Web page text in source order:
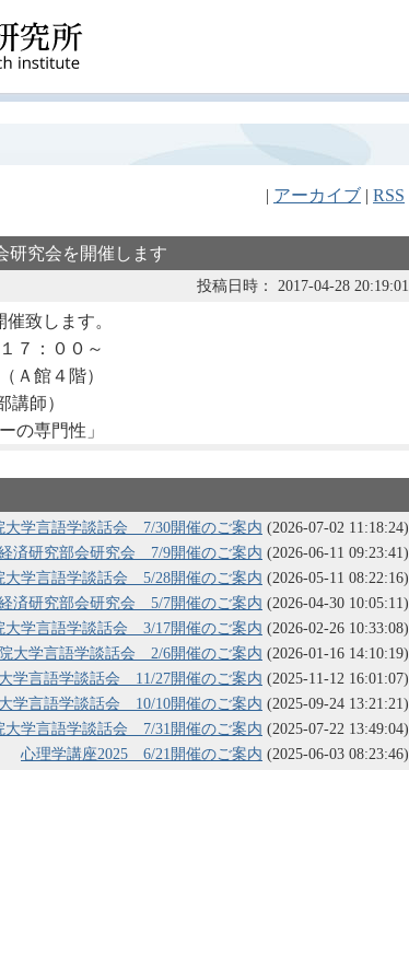
| アーカイブ | RSS
研究会を開催します
投稿日時： 2017-04-28 20:19:01
致します。
：００～
館４階）
講師）
専門性」
大学言語学談話会 7/30開催のご案内 (2026-07-02 11:18:24)
済研究部会研究会 7/9開催のご案内 (2026-06-11 09:23:41)
大学言語学談話会 5/28開催のご案内 (2026-05-11 08:22:16)
済研究部会研究会 5/7開催のご案内 (2026-04-30 10:05:11)
大学言語学談話会 3/17開催のご案内 (2026-02-26 10:33:08)
大学言語学談話会 2/6開催のご案内 (2026-01-16 14:10:19)
学言語学談話会 11/27開催のご案内 (2025-11-12 16:01:07)
学言語学談話会 10/10開催のご案内 (2025-09-24 13:21:21)
大学言語学談話会 7/31開催のご案内 (2025-07-22 13:49:04)
心理学講座2025 6/21開催のご案内 (2025-06-03 08:23:46)